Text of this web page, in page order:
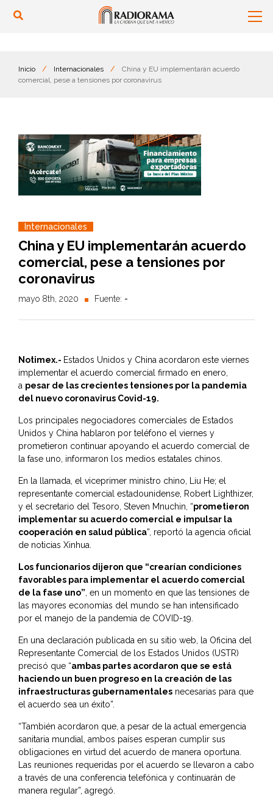
Inicio / Internacionales /
China y EU implementarán acuerdo
comercial, pese a tensiones por coronavirus
Internacionales
China y EU implementarán acuerdo
comercial, pese a tensiones por
coronavirus
mayo 8th, 2020 Fuente: -
Notimex.- Estados Unidos y China acordaron este viernes
implementar el acuerdo comercial firmado en enero,
a pesar de las crecientes tensiones por la pandemia
del nuevo coronavirus Covid-19.
Los principales negociadores comerciales de Estados
Unidos y China hablaron por teléfono el viernes y
prometieron continuar apoyando el acuerdo comercial de
la fase uno, informaron los medios estatales chinos.
En la llamada, el viceprimer ministro chino, Liu He; el
representante comercial estadounidense, Robert Lighthizer,
y el secretario del Tesoro, Steven Mnuchin, “prometieron
implementar su acuerdo comercial e impulsar la
cooperación en salud pública”, reportó la agencia oficial
de noticias Xinhua.
Los funcionarios dijeron que “crearían condiciones
favorables para implementar el acuerdo comercial
de la fase uno” , en un momento en que las tensiones de
las mayores economías del mundo se han intensificado
por el manejo de la pandemia de COVID-19.
En una declaración publicada en su sitio web, la Oficina del
Representante Comercial de los Estados Unidos (USTR)
precisó que “ambas partes acordaron que se está
haciendo un buen progreso en la creación de las
infraestructuras gubernamentales necesarias para que
el acuerdo sea un éxito”.
“También acordaron que, a pesar de la actual emergencia
sanitaria mundial, ambos países esperan cumplir sus
obligaciones en virtud del acuerdo de manera oportuna.
Las reuniones requeridas por el acuerdo se llevaron a cabo
a través de una conferencia telefónica y continuarán de
manera regular”, agregó.